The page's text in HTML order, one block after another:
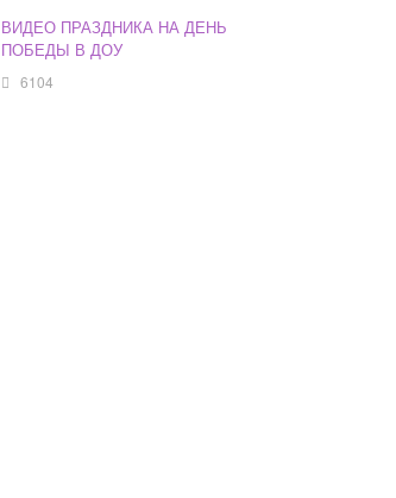
ВИДЕО ПРАЗДНИКА НА ДЕНЬ
ПОБЕДЫ В ДОУ
6104